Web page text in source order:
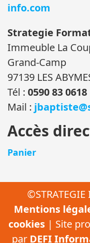
info.com
Strategie
Immeuble La
Grand-Camp
97139 LES
Tél : 0590 83 0618
Mail :
Accès
Panier
Mentions
cookies | Site
par DEFI